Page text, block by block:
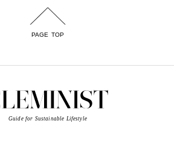
PAGE TOP
Guide for Sustainable Lifestyle